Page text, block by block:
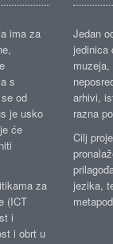
ima za
s
od
je usko
će
za
(ICT
i
i obrt u
Jedan
jedinica
arhivi,
razna
Cilj
jezika,